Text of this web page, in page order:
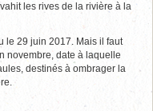
les rives de la rivière à la
le 29 juin 2017. Mais il faut
novembre, date à laquelle
destinés à ombrager la